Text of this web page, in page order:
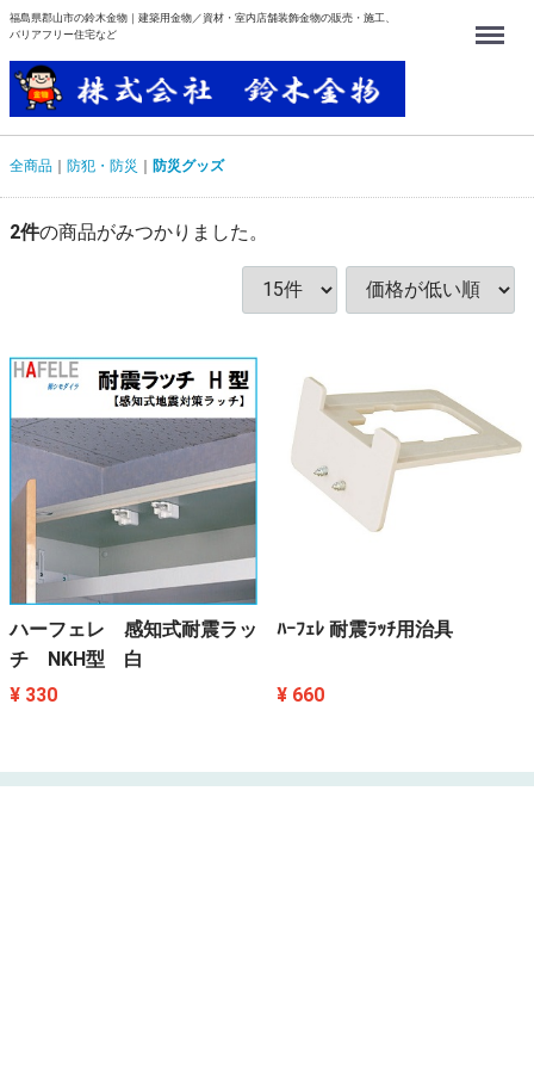
福島県郡山市の鈴木金物｜建築用金物／資材・室内店舗装飾金物の販売・施工、
バリアフリー住宅など
Menu
全商品 防犯・防災 防災グッズ
2件の商品がみつかりました。
ハーフェレ 感知式耐震ラッ
チ NKH型 白
¥ 330
ﾊｰﾌｪﾚ 耐震ﾗｯﾁ用治具
¥ 660